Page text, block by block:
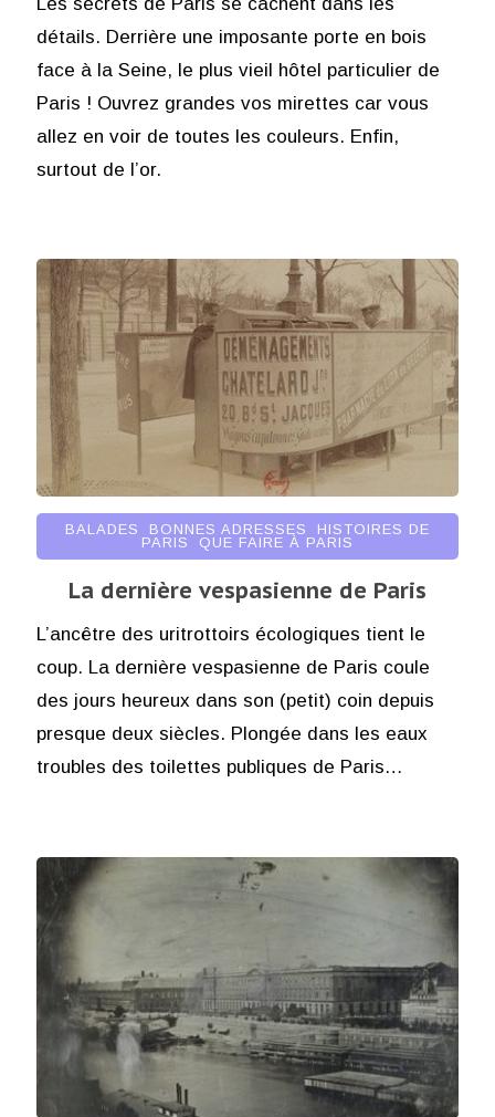
détails. Derrière une imposante porte en bois
face à la Seine, le plus vieil hôtel particulier de
Paris ! Ouvrez grandes vos mirettes car vous
allez en voir de toutes les couleurs. Enfin,
surtout de l’or.
BALADES , BONNES ADRESSES , HISTOIRES DE
PARIS , QUE FAIRE À PARIS
La dernière vespasienne de Paris
L’ancêtre des uritrottoirs écologiques tient le
coup. La dernière vespasienne de Paris coule
des jours heureux dans son (petit) coin depuis
presque deux siècles. Plongée dans les eaux
troubles des toilettes publiques de Paris…